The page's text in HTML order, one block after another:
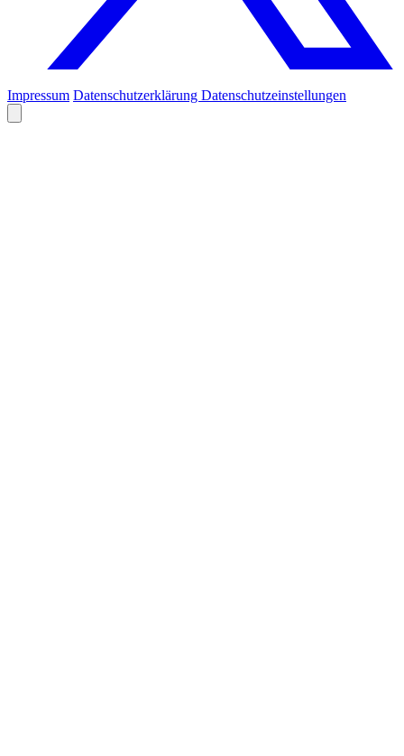
Impressum Datenschutzerklärung Datenschutzeinstellungen